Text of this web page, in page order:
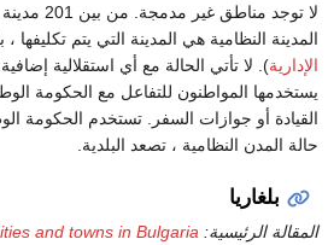
لا توجد مناطق غير مدمجة. من بين 201 مدينة في النمسا ، هناك 15 مدينة
المدينة النظامية هي المدينة التي يتم
الإدارية). لا تأتي الحالة مع أي استقلالية
يستخدمها المواطنون للتفاعل مع الحكومة
القيادة أو جوازات السفر. تستخدم الحكومة
حالة المدن النظامية ، تصعد البلدية.
بلغاريا
المقالة الرئيسية: and towns in Bulgaria